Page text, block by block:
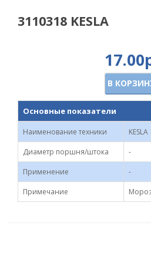
3110318 KESLA
В
Основные показатели
Наименование техники
KESLA
Диаметр поршня/штока
-
Применение
-
Примечание